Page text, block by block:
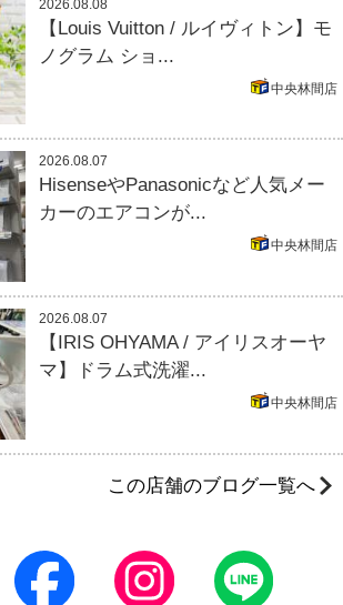
2026.08.08
【Louis Vuitton / ルイヴィトン】モ
ノグラム ショ...
中央林間店
2026.08.07
HisenseやPanasonicなど人気メー
カーのエアコンが...
中央林間店
2026.08.07
【IRIS OHYAMA / アイリスオーヤ
マ】ドラム式洗濯...
中央林間店
この店舗のブログ一覧へ